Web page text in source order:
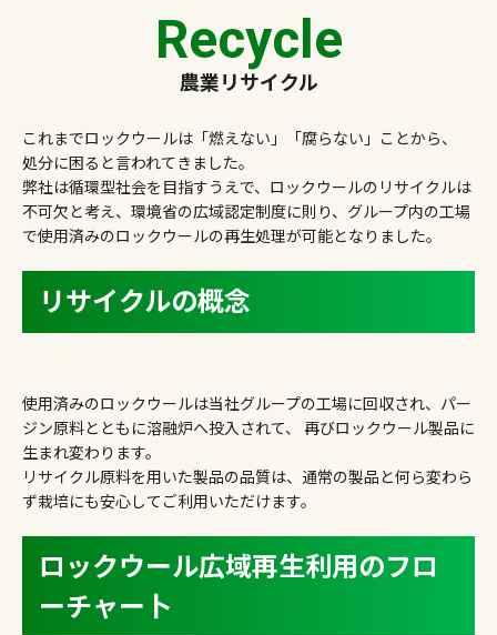
Recycle
農業リサイクル
これまでロックウールは「燃えない」「腐らない」ことから、
処分に困ると言われてきました。
弊社は循環型社会を目指すうえで、ロックウールのリサイクルは
不可欠と考え、環境省の広域認定制度に則り、グループ内の工場
で使用済みのロックウールの再生処理が可能となりました。
リサイクルの概念
使用済みのロックウールは当社グループの工場に回収され、パー
ジン原料とともに溶融炉へ投入されて、 再びロックウール製品に
生まれ変わります。
リサイクル原料を用いた製品の品質は、通常の製品と何ら変わら
ず栽培にも安心してご利用いただけます。
ロックウール広域再生利用のフロ
ーチャー卜